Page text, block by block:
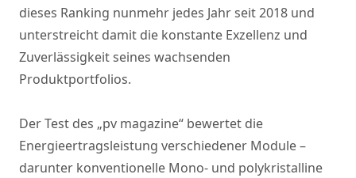
dieses Ranking nunmehr jedes Jahr seit 2018 und
unterstreicht damit die konstante Exzellenz und
Zuverlässigkeit seines wachsenden
Produktportfolios.
Der Test des „pv magazine“ bewertet die
Energieertragsleistung verschiedener Module –
darunter konventionelle Mono- und polykristalline